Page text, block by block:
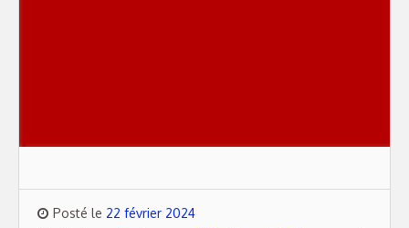
Posté le 22 février 2024